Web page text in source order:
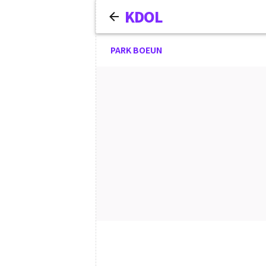
KDOL
PARK BOEUN